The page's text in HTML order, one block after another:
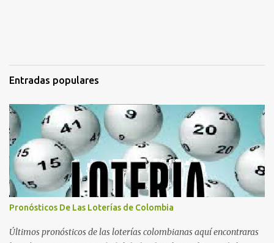
Entradas populares
Pronósticos De Las Loterías de Colombia
Últimos pronósticos de las loterías colombianas aquí encontraras